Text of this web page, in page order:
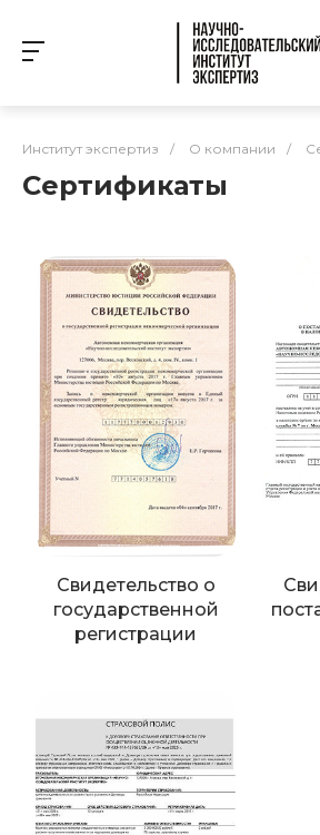
Институт экспертиз / О компании /
Сертификаты
Свидетельство о
государственной
регистрации